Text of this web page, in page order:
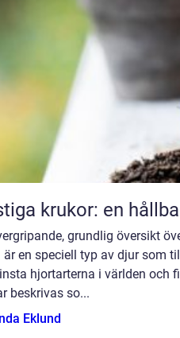
krukor: en
grundlig översikt
är en speciell typ av djur som
hjortarterna i världen och
beskrivas so...
Eklund